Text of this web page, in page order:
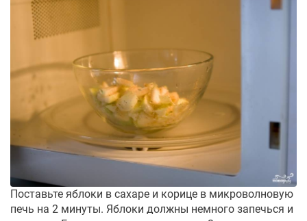
Поставьте яблоки в сахаре и корице в микроволновую
печь на 2 минуты. Яблоки должны немного запечься и